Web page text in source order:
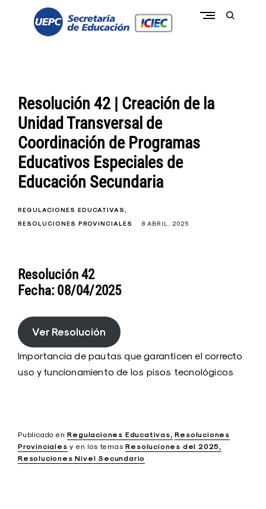
t
a
t
e
I
C
E
C
-
E
C
open
Resolución 42 | Creación de la
Unidad Transversal de
Coordinación de Programas
Educativos Especiales de
Educación Secundaria
REGULACIONES EDUCATIVAS
RESOLUCIONES PROVINCIALES
8 ABRIL, 2025
Resolución 42
Fecha: 08/04/2025
Ver Resolución
Importancia de pautas que garanticen el correcto
uso y funcionamiento de los pisos tecnológicos
Publicado enRegulaciones Educativas Resoluciones
Provinciales yen los temasResoluciones del 2025
Resoluciones Nivel Secundario